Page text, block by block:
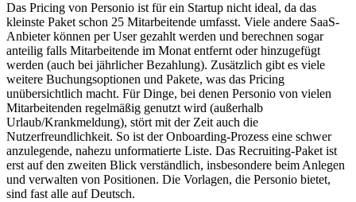
Das Pricing von Personio ist für ein Startup nicht ideal, da das
kleinste Paket schon 25 Mitarbeitende umfasst. Viele andere SaaS-
Anbieter können per User gezahlt werden und berechnen sogar
anteilig falls Mitarbeitende im Monat entfernt oder hinzugefügt
werden (auch bei jährlicher Bezahlung). Zusätzlich gibt es viele
weitere Buchungsoptionen und Pakete, was das Pricing
unübersichtlich macht. Für Dinge, bei denen Personio von vielen
Mitarbeitenden regelmäßig genutzt wird (außerhalb
Urlaub/Krankmeldung), stört mit der Zeit auch die
Nutzerfreundlichkeit. So ist der Onboarding-Prozess eine schwer
anzulegende, nahezu unformatierte Liste. Das Recruiting-Paket ist
erst auf den zweiten Blick verständlich, insbesondere beim Anlegen
und verwalten von Positionen. Die Vorlagen, die Personio bietet,
sind fast alle auf Deutsch.